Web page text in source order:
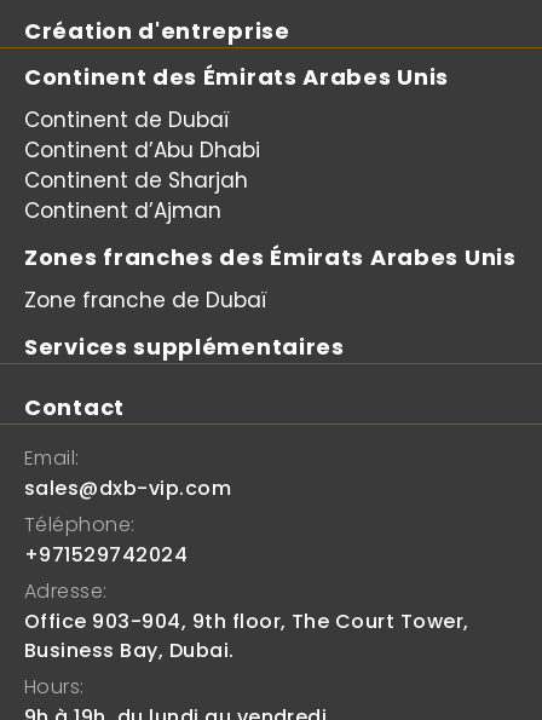
Création d'entreprise
Continent des Émirats Arabes Unis
Continent de Dubaï
Continent d’Abu Dhabi
Continent de Sharjah
Continent d’Ajman
Zones franches des Émirats Arabes Unis
Zone franche de Dubaï
Services supplémentaires
Contact
Email:
sales@dxb-vip.com
Téléphone:
+971529742024
Adresse:
Office 903-904, 9th floor, The Court Tower,
Business Bay, Dubai.
Hours: